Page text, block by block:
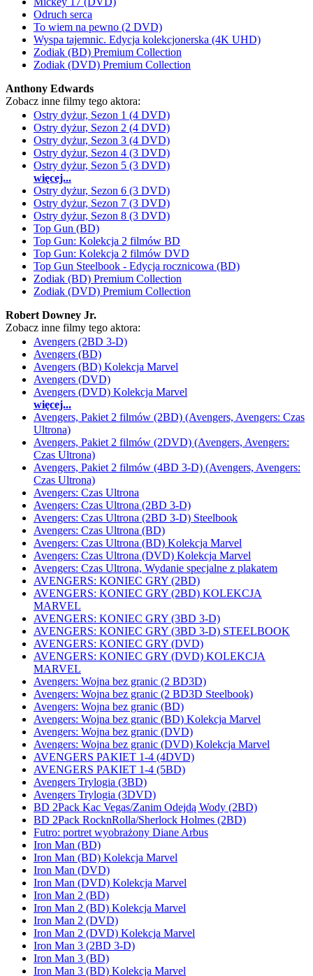
Odruch serca
To wiem na pewno (2 DVD)
Wyspa tajemnic. Edycja kolekcjonerska (4K UHD)
Zodiak (BD) Premium Collection
Zodiak (DVD) Premium Collection
Anthony Edwards
Zobacz inne filmy tego aktora:
Ostry dyżur, Sezon 1 (4 DVD)
Ostry dyżur, Sezon 2 (4 DVD)
Ostry dyżur, Sezon 3 (4 DVD)
Ostry dyżur, Sezon 4 (3 DVD)
Ostry dyżur, Sezon 5 (3 DVD)
więcej...
Ostry dyżur, Sezon 6 (3 DVD)
Ostry dyżur, Sezon 7 (3 DVD)
Ostry dyżur, Sezon 8 (3 DVD)
Top Gun (BD)
Top Gun: Kolekcja 2 filmów BD
Top Gun: Kolekcja 2 filmów DVD
Top Gun Steelbook - Edycja rocznicowa (BD)
Zodiak (BD) Premium Collection
Zodiak (DVD) Premium Collection
Robert Downey Jr.
Zobacz inne filmy tego aktora:
Avengers (2BD 3-D)
Avengers (BD)
Avengers (BD) Kolekcja Marvel
Avengers (DVD)
Avengers (DVD) Kolekcja Marvel
więcej...
Avengers, Pakiet 2 filmów (2BD) (Avengers, Avengers: Czas
Ultrona)
Avengers, Pakiet 2 filmów (2DVD) (Avengers, Avengers:
Czas Ultrona)
Avengers, Pakiet 2 filmów (4BD 3-D) (Avengers, Avengers:
Czas Ultrona)
Avengers: Czas Ultrona
Avengers: Czas Ultrona (2BD 3-D)
Avengers: Czas Ultrona (2BD 3-D) Steelbook
Avengers: Czas Ultrona (BD)
Avengers: Czas Ultrona (BD) Kolekcja Marvel
Avengers: Czas Ultrona (DVD) Kolekcja Marvel
Avengers: Czas Ultrona, Wydanie specjalne z plakatem
AVENGERS: KONIEC GRY (2BD)
AVENGERS: KONIEC GRY (2BD) KOLEKCJA
MARVEL
AVENGERS: KONIEC GRY (3BD 3-D)
AVENGERS: KONIEC GRY (3BD 3-D) STEELBOOK
AVENGERS: KONIEC GRY (DVD)
AVENGERS: KONIEC GRY (DVD) KOLEKCJA
MARVEL
Avengers: Wojna bez granic (2 BD3D)
Avengers: Wojna bez granic (2 BD3D Steelbook)
Avengers: Wojna bez granic (BD)
Avengers: Wojna bez granic (BD) Kolekcja Marvel
Avengers: Wojna bez granic (DVD)
Avengers: Wojna bez granic (DVD) Kolekcja Marvel
AVENGERS PAKIET 1-4 (4DVD)
AVENGERS PAKIET 1-4 (5BD)
Avengers Trylogia (3BD)
Avengers Trylogia (3DVD)
BD 2Pack Kac Vegas/Zanim Odejdą Wody (2BD)
BD 2Pack RocknRolla/Sherlock Holmes (2BD)
Futro: portret wyobrażony Diane Arbus
Iron Man (BD)
Iron Man (BD) Kolekcja Marvel
Iron Man (DVD)
Iron Man (DVD) Kolekcja Marvel
Iron Man 2 (BD)
Iron Man 2 (BD) Kolekcja Marvel
Iron Man 2 (DVD)
Iron Man 2 (DVD) Kolekcja Marvel
Iron Man 3 (2BD 3-D)
Iron Man 3 (BD)
Iron Man 3 (BD) Kolekcja Marvel